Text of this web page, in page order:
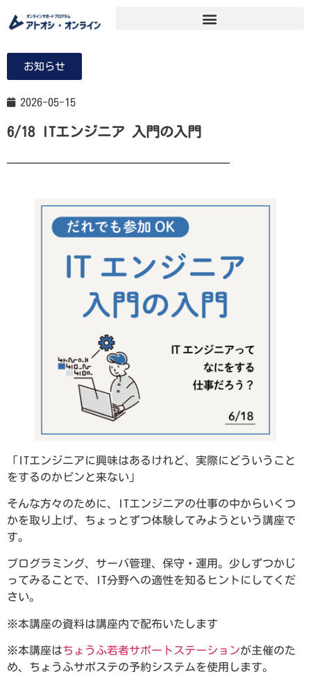
お知らせ
2026-05-15
6/18 ITエンジニア 入門の入門
「ITエンジニアに興味はあるけれど、実際にどういうこと
をするのかピンと来ない」
そんな方々のために、ITエンジニアの仕事の中からいくつ
かを取り上げ、ちょっとずつ体験してみようという講座で
す。
プログラミング、サーバ管理、保守・運用。少しずつかじ
ってみることで、IT分野への適性を知るヒントにしてくだ
さい。
※本講座の資料は講座内で配布いたします
※本講座はちょうふ若者サポートステーションが主催のた
め、ちょうふサポステの予約システムを使用します。